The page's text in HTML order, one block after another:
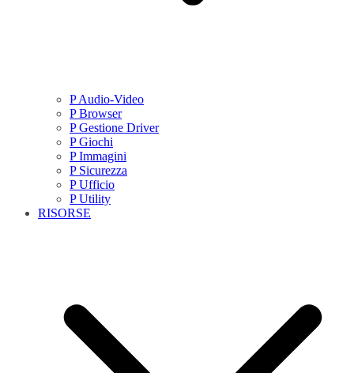
P Audio-Video
P Browser
P Gestione Driver
P Giochi
P Immagini
P Sicurezza
P Ufficio
P Utility
RISORSE